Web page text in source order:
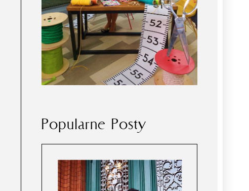
Popularne Posty